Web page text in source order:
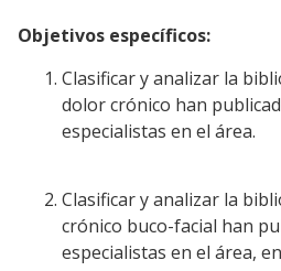
Objetivos específicos:
Clasificar y analizar la
dolor crónico han
especialistas en el área.
Clasificar y analizar la
crónico buco-facial han
especialistas en el área,